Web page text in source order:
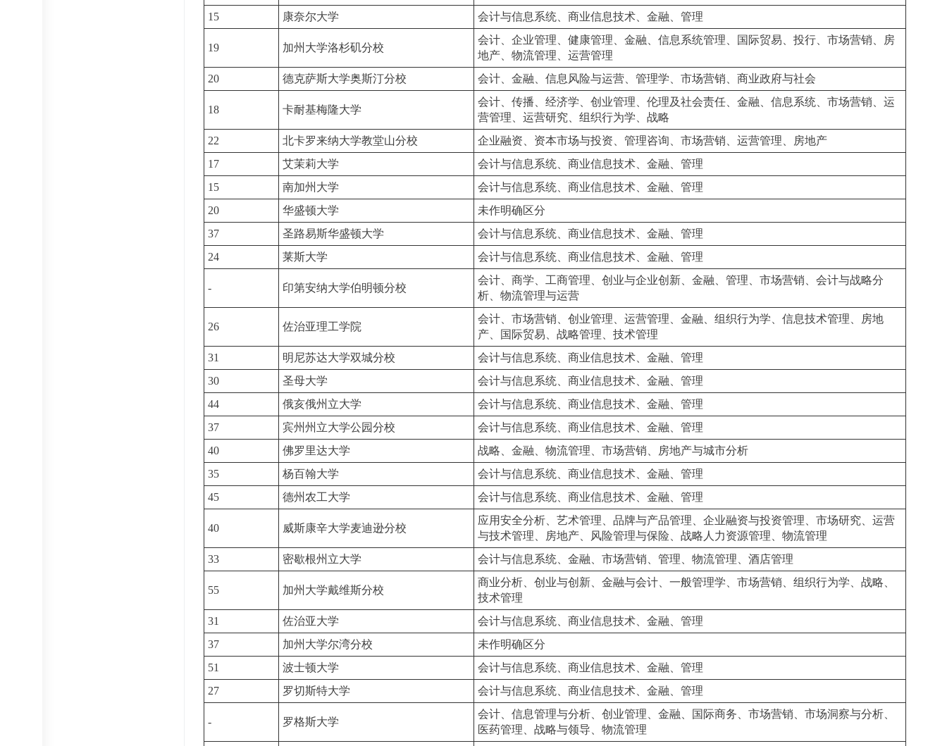
15
康奈尔大学 会计与信息系统、商业信息技术、金融、管理
19 加州大学洛杉矶分校
会计、企业管理、健康管理、金融、信息系统管理、国际贸易、投行、市场营销、房
地产、物流管理、运营管理
20
德克萨斯大学奥斯汀分校 会计、金融、信息风险与运营、管理学、市场营销、商业政府与社会
18 卡耐基梅隆大学
会计、传播、经济学、创业管理、伦理及社会责任、金融、信息系统、市场营销、运
营管理、运营研究、组织行为学、战略
22
北卡罗来纳大学教堂山分校
企业融资、资本市场与投资、管理咨询、市场营销、运营管理、房地产
17
艾茉莉大学
会计与信息系统、商业信息技术、金融、管理
15
南加州大学
会计与信息系统、商业信息技术、金融、管理
20
华盛顿大学
未作明确区分
37
圣路易斯华盛顿大学
会计与信息系统、商业信息技术、金融、管理
24
莱斯大学 会计与信息系统、商业信息技术、金融、管理
- 印第安纳大学伯明顿分校
会计、商学、工商管理、创业与企业创新、金融、管理、市场营销、会计与战略分
析、物流管理与运营
26 佐治亚理工学院
会计、市场营销、创业管理、运营管理、金融、组织行为学、信息技术管理、房地
产、国际贸易、战略管理、技术管理
31
明尼苏达大学双城分校
会计与信息系统、商业信息技术、金融、管理
30
圣母大学
会计与信息系统、商业信息技术、金融、管理
44
俄亥俄州立大学
会计与信息系统、商业信息技术、金融、管理
37
宾州州立大学公园分校
会计与信息系统、商业信息技术、金融、管理
40
佛罗里达大学
战略、金融、物流管理、市场营销、房地产与城市分析
35
杨百翰大学
会计与信息系统、商业信息技术、金融、管理
45
德州农工大学 会计与信息系统、商业信息技术、金融、管理
40 威斯康辛大学麦迪逊分校
应用安全分析、艺术管理、品牌与产品管理、企业融资与投资管理、市场研究、运营
与技术管理、房地产、风险管理与保险、战略人力资源管理、物流管理
33
密歇根州立大学 会计与信息系统、金融、市场营销、管理、物流管理、酒店管理
55 加州大学戴维斯分校
商业分析、创业与创新、金融与会计、一般管理学、市场营销、组织行为学、战略、
技术管理
31
佐治亚大学
会计与信息系统、商业信息技术、金融、管理
37
加州大学尔湾分校
未作明确区分
51
波士顿大学
会计与信息系统、商业信息技术、金融、管理
27
罗切斯特大学 会计与信息系统、商业信息技术、金融、管理
- 罗格斯大学
会计、信息管理与分析、创业管理、金融、国际商务、市场营销、市场洞察与分析、
医药管理、战略与领导、物流管理